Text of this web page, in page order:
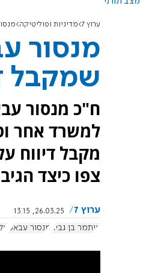
ערוץ 7 מדיניות ופוליטיקה
מנסור
שמקבל
ח"כ מנסור
למשרד אחר
מקבל דיווח
צפו כיצד
ערוץ 7
26.03.25, 13:15
איתמר בן גביר מנסור עבאס